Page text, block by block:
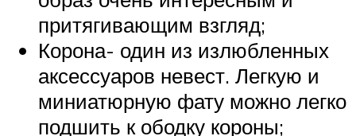
притягивающим взгляд;
Корона- один из излюбленных
аксессуаров невест. Легкую и
миниатюрную фату можно легко
подшить к ободку короны;